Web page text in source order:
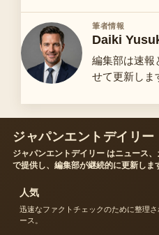
筆者情報
Daiki
編集部は速報
せて更新しま
ジャパンエントデイリー
ジャパンエントデイリー はニュース
で提供し、編集部が継続的に更新しま
人気
迅速なファクトチェックのために整理
ース。